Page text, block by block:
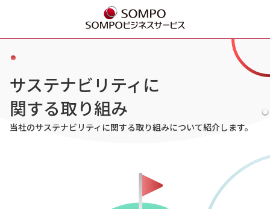
サステナビリティに
関する取り組み
当社のサステナビリティに関する取り組みについて紹介します。